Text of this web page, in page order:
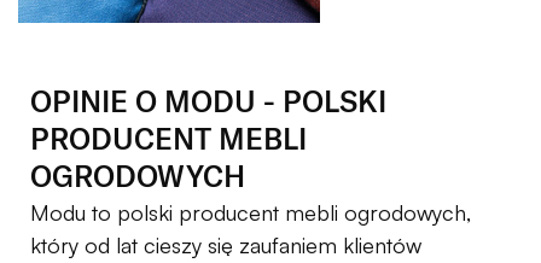
Poduszki
Poduchy ogrodowe na wymiar,
idealnie dopasowane do Twoich mebli
ogrodowych
OPINIE O MODU - POLSKI
PRODUCENT MEBLI
OGRODOWYCH
Modu to polski producent mebli ogrodowych,
który od lat cieszy się zaufaniem klientów